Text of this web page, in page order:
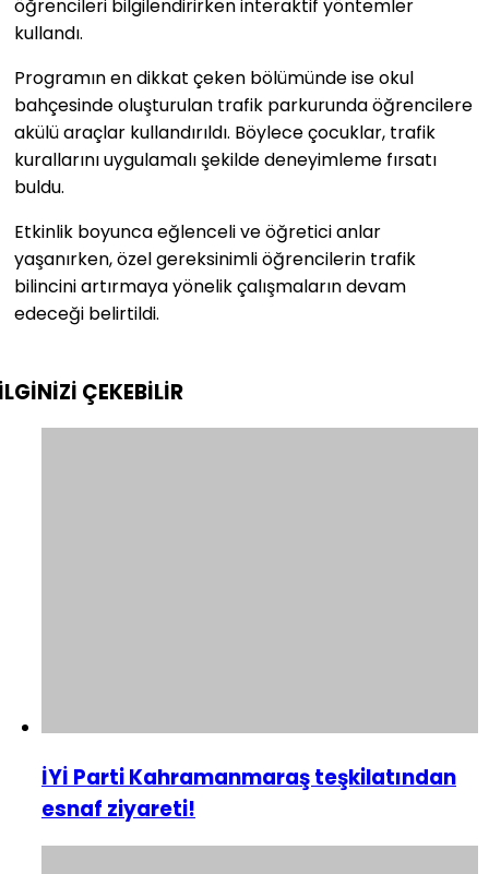
öğrencileri bilgilendirirken interaktif yöntemler
kullandı.
Programın en dikkat çeken bölümünde ise okul
bahçesinde oluşturulan trafik parkurunda öğrencilere
akülü araçlar kullandırıldı. Böylece çocuklar, trafik
kurallarını uygulamalı şekilde deneyimleme fırsatı
buldu.
Etkinlik boyunca eğlenceli ve öğretici anlar
yaşanırken, özel gereksinimli öğrencilerin trafik
bilincini artırmaya yönelik çalışmaların devam
edeceği belirtildi.
ÇEKEBİLİR
İYİ Parti Kahramanmaraş teşkilatından
esnaf ziyareti!